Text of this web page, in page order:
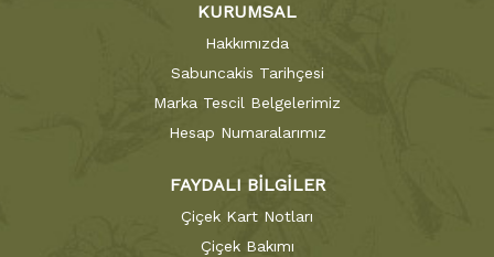
KURUMSAL
Hakkımızda
Sabuncakis Tarihçesi
Marka Tescil Belgelerimiz
Hesap Numaralarımız
FAYDALI BİLGİLER
Çiçek Kart Notları
Çiçek Bakımı